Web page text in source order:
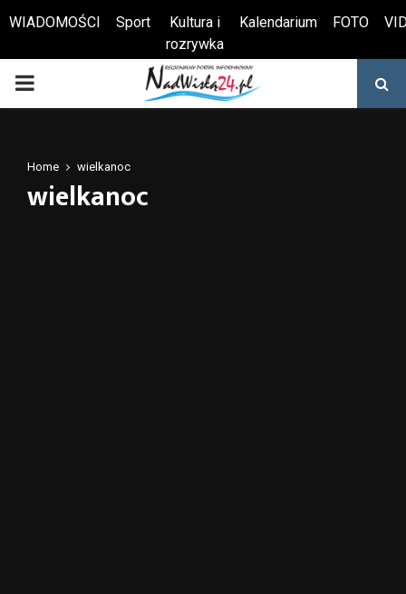
Otwórz pasek narzędzi
WIADOMOŚCI Sport
Kultura i
rozrywka
Kalendarium FOTO
PRIMARY
Home wielkanoc
wielkanoc